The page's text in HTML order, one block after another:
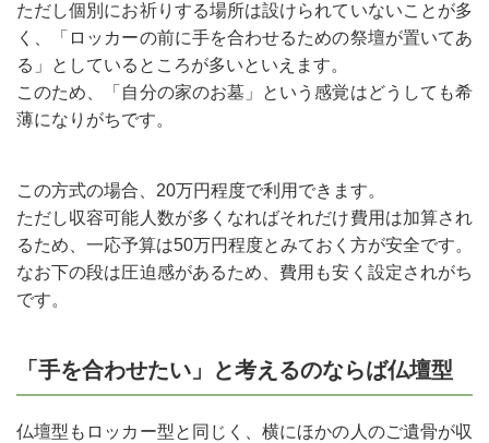
ただし個別にお祈りする場所は設けられていないことが多
く、「ロッカーの前に手を合わせるための祭壇が置いてあ
る」としているところが多いといえます。
このため、「自分の家のお墓」という感覚はどうしても希
薄になりがちです。
この方式の場合、20万円程度で利用できます。
ただし収容可能人数が多くなればそれだけ費用は加算され
るため、一応予算は50万円程度とみておく方が安全です。
なお下の段は圧迫感があるため、費用も安く設定されがち
です。
「手を合わせたい」と考えるのならば仏壇型
仏壇型もロッカー型と同じく、横にほかの人のご遺骨が収